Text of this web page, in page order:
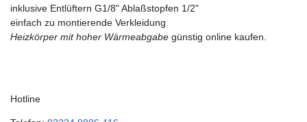
inklusive Entlüftern G1/8" Ablaßstopfen 1/2"
einfach zu montierende Verkleidung
Heizkörper mit hoher Wärmeabgabe günstig online kaufen.
Hotline